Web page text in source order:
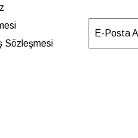
Sözleşmesi
E-Posta